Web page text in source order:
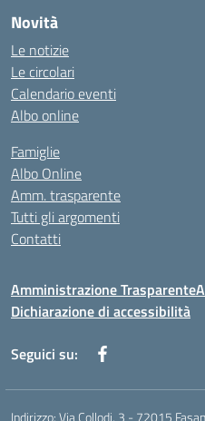
Novità
Le notizie
Le circolari
Calendario eventi
Albo online
Famiglie
Albo Online
Amm. trasparente
Tutti gli argomenti
Contatti
Amministrazione Trasparente
Dichiarazione di accessibilità
Seguici su:
Indirizzo:Via Collodi, 3 - 72015